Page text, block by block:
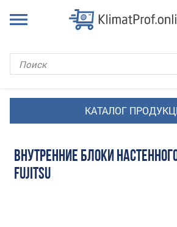
ВНУТРЕННИЕ БЛОКИ
FUJITSU